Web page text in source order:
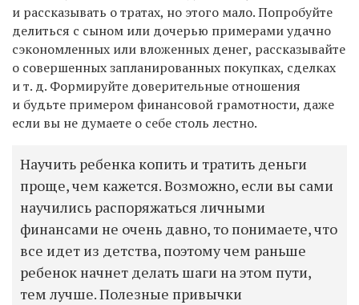
и рассказывать о тратах, но этого мало. Попробуйте
делиться с сыном или дочерью примерами удачно
сэкономленных или вложенных денег, рассказывайте
о совершенных запланированных покупках, сделках
и т. д. Формируйте доверительные отношения
и будьте примером финансовой грамотности, даже
если вы не думаете о себе столь лестно.
Научить ребенка копить и тратить деньги
проще, чем кажется. Возможно, если вы сами
научились распоряжаться личными
финансами не очень давно, то понимаете, что
все идет из детства, поэтому чем раньше
ребенок начнет делать шаги на этом пути,
тем лучше. Полезные привычки